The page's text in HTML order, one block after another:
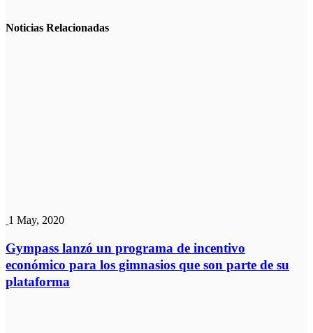
Noticias Relacionadas
1 May, 2020
Gympass lanzó un programa de incentivo
económico para los gimnasios que son parte de su
plataforma